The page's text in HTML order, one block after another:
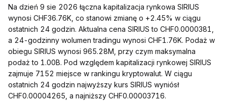
Na dzień 9 sie 2026 łączna kapitalizacja rynkowa SIRIUS
wynosi CHF36.76K, co stanowi zmianę o +2.45% w ciągu
ostatnich 24 godzin. Aktualna cena SIRIUS to CHF0.0000381,
a 24-godzinny wolumen tradingu wynosi CHF1.76K. Podaż w
obiegu SIRIUS wynosi 965.28M, przy czym maksymalna
podaż to 1.00B. Pod względem kapitalizacji rynkowej SIRIUS
zajmuje 7152 miejsce w rankingu kryptowalut. W ciągu
ostatnich 24 godzin najwyższy kurs SIRIUS wyniósł
CHF0.00004265, a najniższy CHF0.00003716.